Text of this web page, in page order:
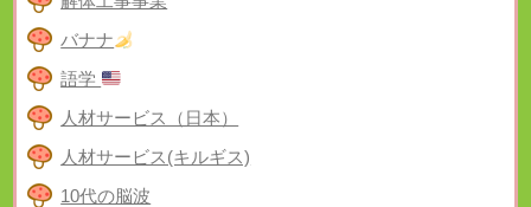
バナナ
語学
人材サービス（日本）
人材サービス(キルギス)
10代の脳波